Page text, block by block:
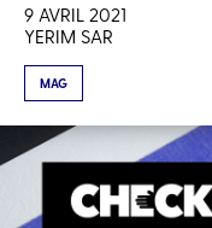
9 AVRIL 2021
YERIM SAR
MAG